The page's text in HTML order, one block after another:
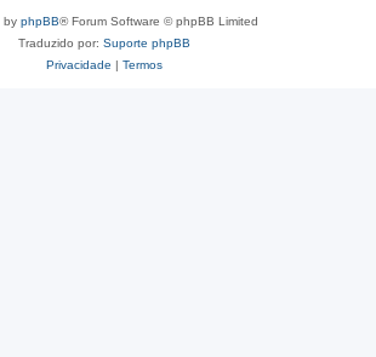
by phpBB® Forum Software © phpBB Limited
Traduzido por: Suporte phpBB
Privacidade | Termos